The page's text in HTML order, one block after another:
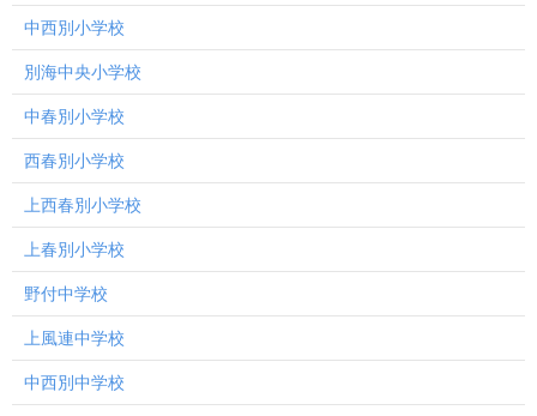
中西別小学校
別海中央小学校
中春別小学校
西春別小学校
上西春別小学校
上春別小学校
野付中学校
上風連中学校
中西別中学校